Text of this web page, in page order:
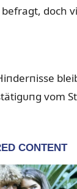
doch
vom